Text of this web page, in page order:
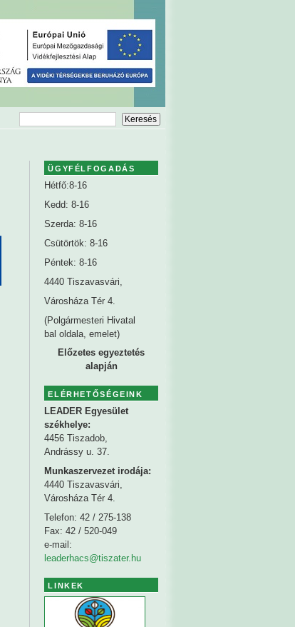
ÜGYFÉLFOGADÁS
Hétfő:8-16
Kedd: 8-16
Szerda: 8-16
Csütörtök: 8-16
Péntek: 8-16
4440 Tiszavasvári,
Városháza Tér 4.
(Polgármesteri Hivatal
bal oldala, emelet)
Előzetes egyeztetés
alapján
ELÉRHETŐSÉGEINK
LEADER Egyesület
székhelye:
4456 Tiszadob,
Andrássy u. 37.
Munkaszervezet irodája:
4440 Tiszavasvári,
Városháza Tér 4.
Telefon: 42 / 275-138
Fax: 42 / 520-049
e-mail:
leaderhacs@tiszater.hu
LINKEK